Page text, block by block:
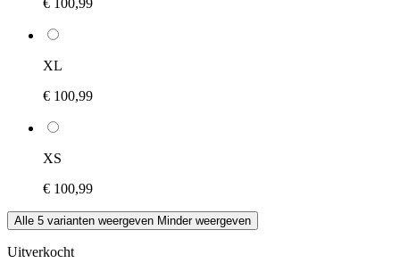
XL
€ 100,99
XS
€ 100,99
Alle 5 varianten weergeven Minder weergeven
Uitverkocht